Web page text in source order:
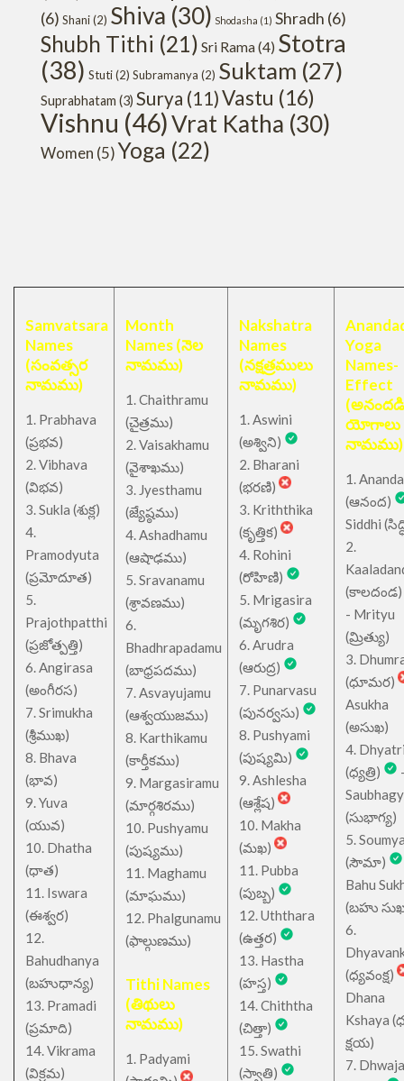
(6) Shani(2) Shiva (30) Shodasha (1) Shradh (6)
Shubh Tithi (21) Sri Rama(4) Stotra
(38) Stuti(2) Subramanya (2) Suktam (27)
Suprabhatam (3) Surya (11)Vastu (16)
Vishnu (46)Vrat Katha (30)
Women (5)Yoga (22)
Samvatsara
Names
(సంవత్సర
నామము)
1. Prabhava
(ప్రభవ)
2. Vibhava
(విభవ)
3. Sukla (శుక్ల)
4.
Pramodyuta
(ప్రమోదూత)
5.
Prajothpatthi
(ప్రజోత్పత్తి)
6. Angirasa
(అంగీరస)
7. Srimukha
(శ్రీముఖ)
8. Bhava
(భావ)
9. Yuva
(యువ)
10. Dhatha
(ధాత)
11. Iswara
(ఈశ్వర)
12.
Bahudhanya
(బహుధాన్య)
13. Pramadi
(ప్రమాది)
14. Vikrama
(విక్రమ)
Month
Names (నెల
నామము)
1. Chaithramu
(చైత్రము)
2. Vaisakhamu
(వైశాఖము)
3. Jyesthamu
(జ్యేష్ఠము)
4. Ashadhamu
(ఆషాఢము)
5. Sravanamu
(శ్రావణము)
6.
Bhadhrapadamu
(బాధ్రపదము)
7. Asvayujamu
(ఆశ్వయుజము)
8. Karthikamu
(కార్తీకము)
9. Margasiramu
(మార్గశిరము)
10. Pushyamu
(పుష్యము)
11. Maghamu
(మాఘము)
12. Phalgunamu
(ఫాల్గుణము)
Tithi Names
(తిథులు
నామము)
1. Padyami
Nakshatra
Names
(నక్షత్రములు
నామము)
1. Aswini
(అశ్విని)
2. Bharani
(భరణి)
3. Kriththika
(కృత్తిక)
4. Rohini
(రోహిణి)
5. Mrigasira
(మృగశిర)
6. Arudra
(ఆరుద్ర)
7. Punarvasu
(పునర్వసు)
8. Pushyami
(పుష్యమి)
9. Ashlesha
(ఆశ్లేష)
10. Makha
(మఖ)
11. Pubba
(పుబ్బ)
12. Uththara
(ఉత్తర)
13. Hastha
(హస్త)
14. Chiththa
(చిత్తా)
15. Swathi
(స్వాతి)
Yoga
Names-
Effect
(అనందడి
యోగాలు
నామము)
1. Ananda
(ఆనంద)
Siddhi
2.
(కాలదండ)
- Mrityu
(మ్రిత్యు)
3.
(ధూమర)
Asukha
(అసుఖ)
4.
(ధ్యత్రి)
(సుభాగ్య)
5.
(సౌమా)
Bahu
(బహు
6.
(ధ్యవంక్ష)
Dhana
Kshaya
క్షయ)
7. Dhwaja